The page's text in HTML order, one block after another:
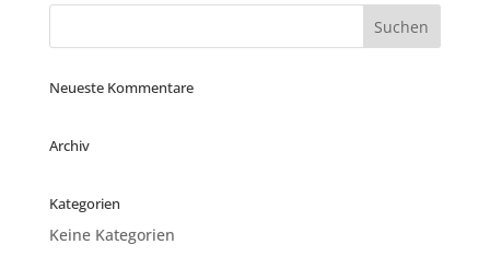
Neueste Kommentare
Archiv
Kategorien
Keine Kategorien